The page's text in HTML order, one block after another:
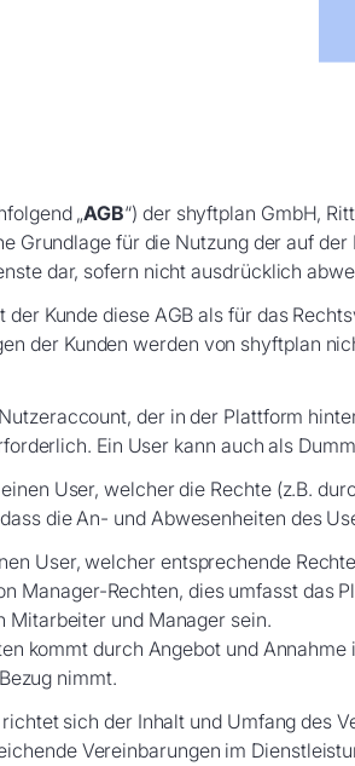
„AGB“) der shyftplan GmbH,
Grundlage für die Nutzung der auf
dar, sofern nicht ausdrücklich
Kunde diese AGB als für das
der Kunden werden von shyftplan
der in der Plattform
Ein User kann auch als
User, welcher die Rechte (z.B.
die An- und Abwesenheiten des
User, welcher entsprechende
Manager-Rechten, dies umfasst
Mitarbeiter und Manager sein.
kommt durch Angebot und
nimmt.
sich der Inhalt und Umfang des
Vereinbarungen im